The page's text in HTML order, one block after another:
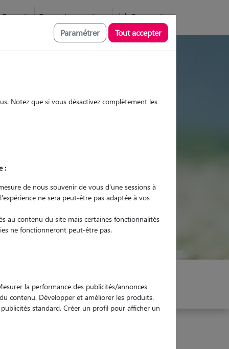
Favoris Devenir pet sitter Connexion
et promenades
Promenades
quel animal ?
mon Pet Sitter
Paramétrer Tout accepter
Notez que si vous désactivez complètement les
:
de nous souvenir de vous d'une sessions à
ne sera peut-être pas adaptée à vos
au contenu du site mais certaines fonctionnalités
ne fonctionneront peut-être pas.
la performance des publicités/annonces
contenu. Développer et améliorer les produits.
standard. Créer un profil pour afficher un